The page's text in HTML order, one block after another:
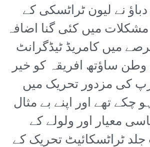
نے لیون ٹراٹسکی کے
میں کئی گنا اضافہ
میں کامریڈ ٹیڈگرانٹ
وطن ساؤتھ افریقہ کو خیر
کی مزدور تحریک میں
چکے تھے اور اپنے بے مثال
معیار اور ولولے کے
ٹراٹسکائیٹ تحریک کے